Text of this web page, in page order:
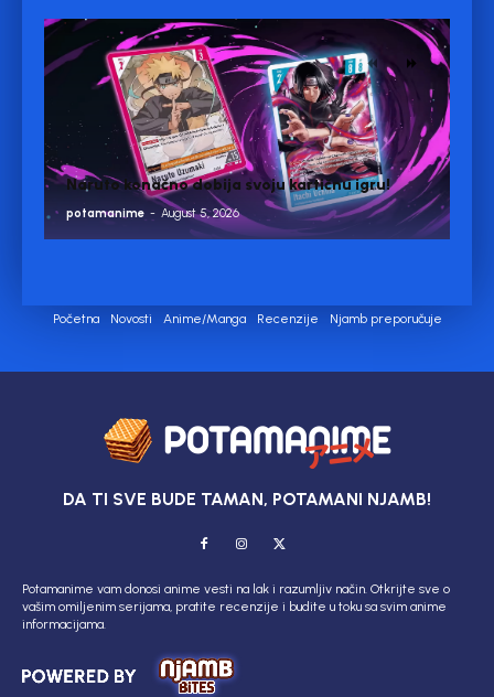
Naruto konačno dobija svoju kartičnu igru!
potamanime - August 5, 2026
Početna Novosti Anime/Manga Recenzije Njamb preporučuje
DA TI SVE BUDE TAMAN, POTAMANI NJAMB!
Potamanime vam donosi anime vesti na lak i razumljiv način. Otkrijte sve o
vašim omiljenim serijama, pratite recenzije i budite u toku sa svim anime
informacijama.